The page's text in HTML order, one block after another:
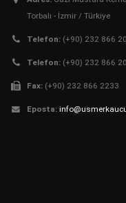
Torbalı - İzmir / Türkiye
Telefon: (+90) 232 866
Telefon: (+90) 232 866
Fax: (+90) 232 866 2233
Eposta: